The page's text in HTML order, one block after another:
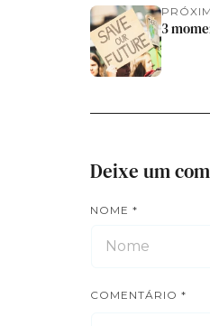
3
Deixe um
NOME *
COMENTÁRIO *